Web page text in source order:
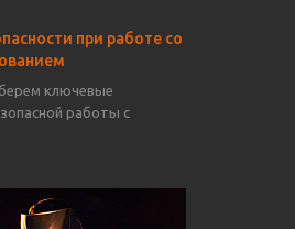
при работе со
ключевые
работы с